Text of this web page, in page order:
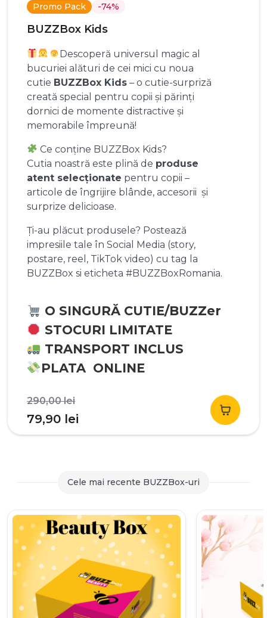
Promo Pack -74%
BUZZBox Kids
Descoperă universul magic al
bucuriei alături de cei mici cu noua
cutie BUZZBox Kids – o cutie-surpriză
creată special pentru copii și părinți
dornici de momente distractive și
memorabile împreună!
Ce conține BUZZBox Kids?
Cutia noastră este plină de produse
atent selecționate pentru copii –
articole de îngrijire blânde, accesorii și
surprize delicioase.
Ți-au plăcut produsele? Postează
impresiile tale în Social Media (story,
postare, reel, TikTok video) cu tag la
BUZZBox si eticheta #BUZZBoxRomania.
O SINGURĂ CUTIE/BUZZer
STOCURI LIMITATE
TRANSPORT INCLUS
PLATA ONLINE
290,00leiPrețul
inițial
a
290,00 lei.
79,90 lei
curent
79,90 lei.
Cele mai recente BUZZBox-uri